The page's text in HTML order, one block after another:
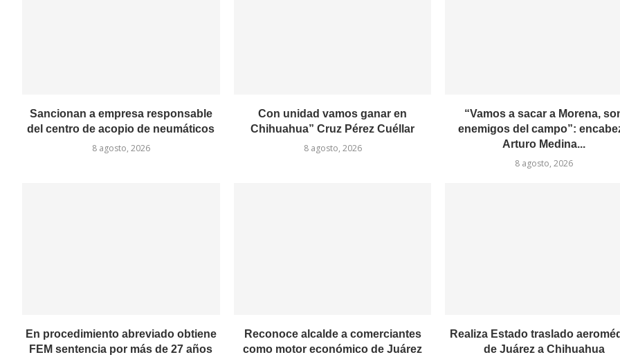
Sancionan a empresa responsable
del centro de acopio de neumáticos
8 agosto, 2026
Con unidad vamos ganar en
Chihuahua” Cruz Pérez Cuéllar
8 agosto, 2026
“Vamos a sacar a Morena,
enemigos del campo”:
Arturo Medina...
8 agosto, 2026
En procedimiento abreviado obtiene
FEM sentencia por más de 27 años
Reconoce alcalde a comerciantes
como motor económico de Juárez
Realiza Estado traslado
de Juárez a Chihuahua